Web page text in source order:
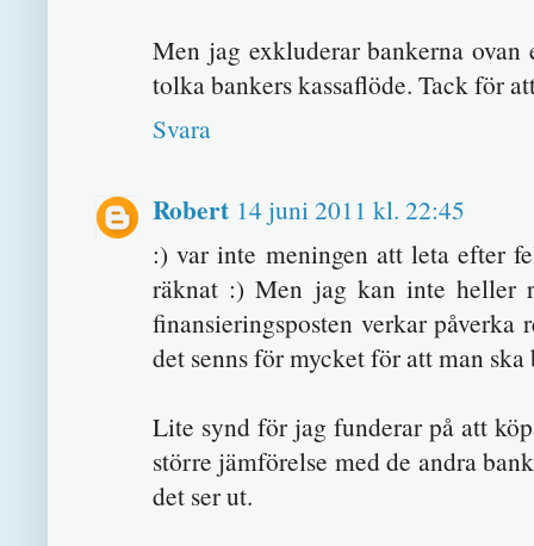
Men jag exkluderar bankerna
tolka bankers kassaflöde. Tack för
Svara
Robert 14 juni 2011 kl. 22:45
:) var inte meningen att leta efter
räknat :) Men jag kan inte heller
finansieringsposten verkar
det senns för mycket för att man
Lite synd för jag funderar på att
större jämförelse med de andra
det ser ut.